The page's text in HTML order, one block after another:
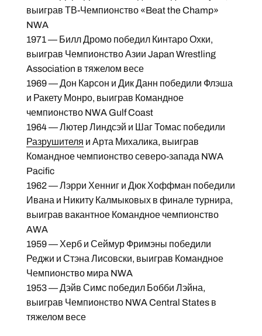
выиграв ТВ-Чемпионство «Beat the Champ»
NWA
1971 — Билл Дромо победил Кинтаро Охки,
выиграв Чемпионство Азии Japan Wrestling
Association в тяжелом весе
1969 — Дон Карсон и Дик Данн победили Флэша
и Ракету Монро, выиграв Командное
чемпионство NWA Gulf Coast
1964 — Лютер Линдсэй и Шаг Томас победили
Разрушителя и Арта Михалика, выиграв
Командное чемпионство северо-запада NWA
Pacific
1962 — Лэрри Хенниг и Дюк Хоффман победили
Ивана и Никиту Калмыковых в финале турнира,
выиграв вакантное Командное чемпионство
AWA
1959 — Херб и Сеймур Фримэны победили
Реджи и Стэна Лисовски, выиграв Командное
Чемпионство мира NWA
1953 — Дэйв Симс победил Бобби Лэйна,
выиграв Чемпионство NWA Central States в
тяжелом весе